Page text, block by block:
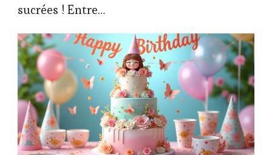
sucrées ! Entre…